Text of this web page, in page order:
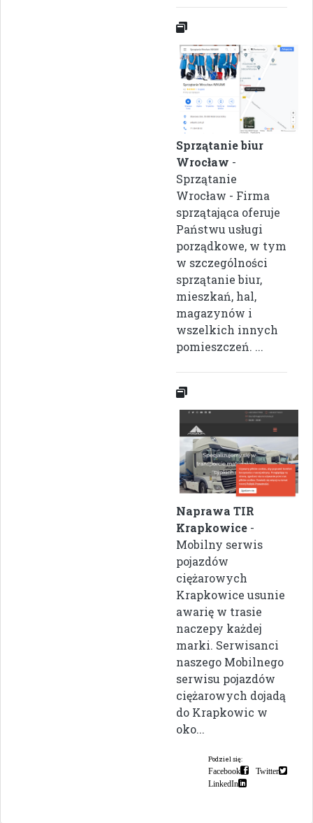
Sprzątanie biur
Wrocław -
Sprzątanie
Wrocław - Firma
sprzątająca oferuje
Państwu usługi
porządkowe, w tym
w szczególności
sprzątanie biur,
mieszkań, hal,
magazynów i
wszelkich innych
pomieszczeń. ...
Naprawa TIR
Krapkowice -
Mobilny serwis
pojazdów
ciężarowych
Krapkowice usunie
awarię w trasie
naczepy każdej
marki. Serwisanci
naszego Mobilnego
serwisu pojazdów
ciężarowych dojadą
do Krapkowic w
oko...
Podziel się:
Facebook
Twitter
LinkedIn